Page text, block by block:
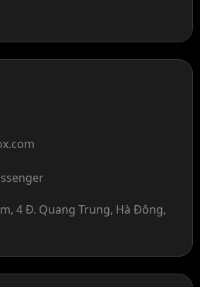
4 Đ. Quang Trung, Hà Đông,